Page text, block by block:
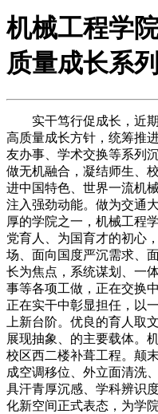
机械工程学
质量成长系
实干笃行促成长，近期
高质量成长方针，统筹推
友办事、学术交换等系列
做无机融合，凝结师生、
进中国特色、世界一流机
注入强劲动能。做为交通
厚的学院之一，机械工程
党育人、为国育才的初心
场、面向国度严沉需求、
长为焦点，系统谋划、一
事等各项工做，正在交换
正在实干中彰显担任，以
上新台阶。优良的育人取
展现抽象、的主要载体。
校区西二楼补葺工程。颠
成空调移位、外立面清洗
具汗青厚沉感、学科辨识
化新空间正式表态，为学